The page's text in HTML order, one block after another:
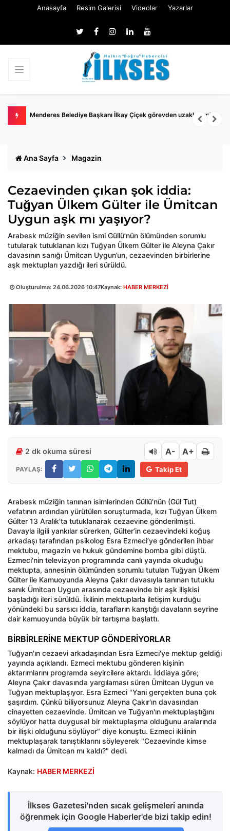
Anasayfa Resim Galerisi Videolar Yazarlar
Menderes Belediye Başkanı İlkay Çiçek görevden uzaklaştırıldı
Ana Sayfa Magazin
Cezaevinden çıkan şok iddia:
Tuğyan Ülkem Gülter ile Ümitcan
Uygun aşk mı yaşıyor?
Arabesk müziğin sevilen ismi Güllü’nün ölümünden sorumlu
tutularak tutuklanan kızı Tuğyan Ülkem Gülter ile Aleyna Çakır
davasının sanığı Ümitcan Uygun’un, cezaevinden birbirlerine
aşk mektupları yazdığı ileri sürüldü.
Oluşturulma: 24.06.2026 10:47Kaynak: HABER MERKEZİ
2 dk okuma süresi A- A+
PAYLAŞ: Takip Et
Arabesk müziğin tanınan isimlerinden Güllü’nün (Gül Tut)
vefatının ardından yürütülen soruşturmada, kızı Tuğyan Ülkem
Gülter 13 Aralık'ta tutuklanarak cezaevine gönderilmişti.
Davayla ilgili yankılar sürerken, Gülter’in cezaevindeki koğuş
arkadaşı tarafından psikolog Esra Ezmeci’ye gönderilen ihbar
mektubu, magazin ve hukuk gündemine bomba gibi düştü.
Ezmeci'nin televizyon programında canlı yayında okuduğu
mektupta, annesinin ölümünden sorumlu tutulan Tuğyan Ülkem
Gülter ile Kamuoyunda Aleyna Çakır davasıyla tanınan tutuklu
sanık Ümitcan Uygun arasında cezaevinde bir aşk ilişkisi
başladığı ileri sürüldü. İkilinin mektuplarla iletişim kurduğu
yönündeki bu sarsıcı iddia, tarafların karıştığı davaların seyrine
dair kamuoyunda büyük bir tartışma başlattı.
BİRBİRLERİNE MEKTUP GÖNDERİYORLAR
Tuğyan'ın cezaevi arkadaşından Esra Ezmeci'ye mektup geldiği
yayında açıklandı. Ezmeci mektubu gönderen kişinin
aktarımlarını programda seyircilere aktardı. İddiaya göre;
Aleyna Çakır davasında yargılaması süren Ümitcan Uygun ve
Tuğyan mektuplaşıyor. Esra Ezmeci "Yani gerçekten buna çok
şaşırdım. Çünkü biliyorsunuz Aleyna Çakır'ın davasından
cinayetten cezaevinde. Ümitcan ve Tuğyan'ın mektuplaştığını
söylüyor hatta duygusal bir mektuplaşma olduğunu aralarında
bir ilişki olduğunu söylüyor" diye konuştu. Ezmeci ikilinin
mektuplaşarak tanıştıklarını söyleyerek "Cezaevinde kimse
kalmadı da Ümitcan mı kaldı?" dedi.
Kaynak: HABER MERKEZİ
İlkses Gazetesi'nden sıcak gelişmeleri anında
öğrenmek için Google Haberler'de bizi takip edin!